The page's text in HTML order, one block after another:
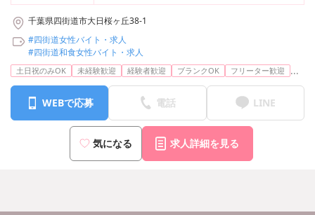
千葉県四街道市大日桜ヶ丘38-1
#四街道女性バイト・求人
#四街道和食女性バイト・求人
土日祝のみOK 未経験歓迎 経験者歓迎 ブランクOK フリーター歓迎 ...
WEBで応募 電話 LINE
気になる 求人詳細を見る